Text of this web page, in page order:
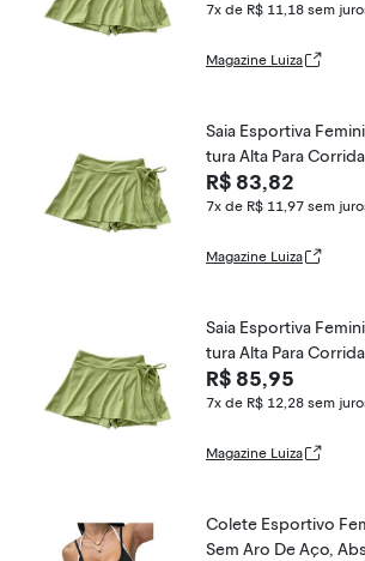
7x de R$ 11,18 sem
Magazine Luiza
Saia Esportiva
tura Alta Para
R$ 83,82
7x de R$ 11,97 sem
Magazine Luiza
Saia Esportiva
tura Alta Para
R$ 85,95
7x de R$ 12,28 sem
Magazine Luiza
Colete Esportivo
Sem Aro De Aço,